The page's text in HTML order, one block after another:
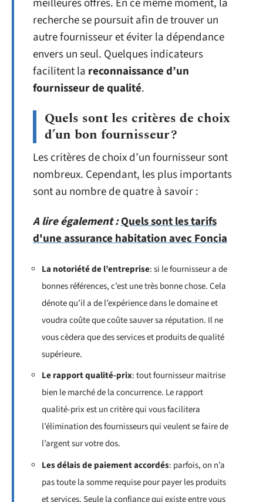
meilleures offres. En ce même moment, la
recherche se poursuit afin de trouver un
autre fournisseur et éviter la dépendance
envers un seul. Quelques indicateurs
facilitent la reconnaissance d’un
fournisseur de qualité.
Quels sont les critères de choix
d’un bon fournisseur ?
Les critères de choix d’un fournisseur sont
nombreux. Cependant, les plus importants
sont au nombre de quatre à savoir :
A lire également :Quels sont les tarifs
d'une assurance habitation avec Foncia
La notoriété de l’entreprise: si le fournisseur a de
bonnes références, c’est une très bonne chose. Cela
dénote qu’il a de l’expérience dans le domaine et
voudra coûte que coûte sauver sa réputation. Il ne
vous cèdera que des services et produits de qualité
supérieure.
Le rapport qualité-prix: tout fournisseur maitrise
bien le marché de la concurrence. Le rapport
qualité-prix est un critère qui vous facilitera
l’élimination des fournisseurs qui veulent se faire de
l’argent sur votre dos.
Les délais de paiement accordés: parfois, on n’a
pas toute la somme requise pour payer les produits
et services. Seule la confiance qui existe entre vous